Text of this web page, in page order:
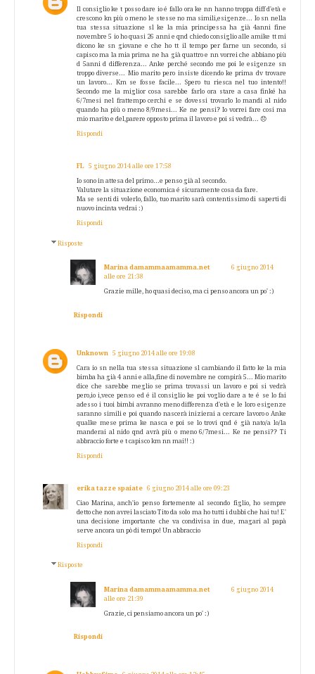
Il consiglio ke t posso dare io é fallo ora ke nn hanno troppa diff d'età e
crescono kn più o meno le stesse no ma simili,esigenze... Io sn nella
tua stessa situazione sl ke la mia principessa ha già 4anni fine
novembre 5 io ho quasi 26 anni e qnd chiedo consiglio alle amike tt mi
dicono ke sn giovane e che ho tt il tempo per farne un secondo, si
capisco ma la mia prima ne ha già quattro e nn vorrei che abbiano più
d 5anni d differenza... Anke perché secondo me poi le esigenze sn
troppo diverse... Mio marito pero insiste dicendo ke prima dv trovare
un lavoro... Km se fosse facile... Spero tu riesca nel tuo intento!!
Secondo me la miglior cosa sarebbe farlo ora stare a casa finké ha
6/7mesi nel frattempo cerchi e se dovessi trovarlo lo mandi al nido
quando ha più o meno 8/9mesi... Ke ne pensi? Io vorrei fare cosi ma
mio marito e del,parere opposto prima il lavoro e poi si vedrà... 😞
Rispondi
FL 5 giugno 2014 alle ore 17:58
Io sono in attesa del primo...e penso già al secondo.
Valutare la situazione economica é sicuramente cosa da fare.
Ma se senti di volerlo, fallo, tuo marito sarà contentissimo di saperti di
nuovo incinta vedrai :)
Rispondi
Risposte
Marina damammaamamma.net
6 giugno 2014
alle ore 21:38
Grazie mille, ho quasi deciso, ma ci penso ancora un po' :)
Rispondi
Unknown 5 giugno 2014 alle ore 19:08
Cara io sn nella tua stessa situazione sl cambiando il fatto ke la mia
bimba ha già 4 anni e alla,fine di novembre ne compirà 5... Mio marito
dice che sarebbe meglio se prima trovassi un lavoro e poi si vedrà
pero,io i,vece penso ed é il consiglio ke poi voglio dare a te é se lo fai
adesso i tuoi bimbi avranno meno differenza d'età e le loro esigenze
saranno simili e poi quando nascerà inizierai a cercare lavoro o Anke
qualke mese prima ke nasca e poi se lo trovi qnd é già nato/a lo/la
manderai al nido qnd avrà più o meno 6/7mesi... Ke ne pensi?? Ti
abbraccio forte e t capisco km nn mai!! :)
Rispondi
erika tazze spaiate 6 giugno 2014 alle ore 09:23
Ciao Marina, anch'io penso fortemente al secondo figlio, ho sempre
detto che non avrei lasciato Tito da solo ma ho tutti i dubbi che hai tu! E'
una decisione importante che va condivisa in due, magari al papà
serve ancora un pò di tempo! Un abbraccio
Rispondi
Risposte
Marina damammaamamma.net
6 giugno 2014
alle ore 21:39
Grazie, ci pensiamo ancora un po' :)
Rispondi